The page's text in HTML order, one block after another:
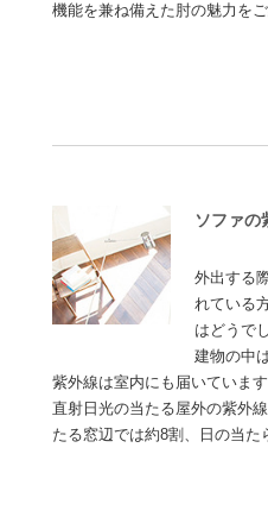
機能を兼ね備えた肘の魅力を
ソファの
外出する
れている
はどうで
建物の中
紫外線は室内にも届いています
直射日光の当たる屋外の紫外
たる窓辺では約8割、日の当